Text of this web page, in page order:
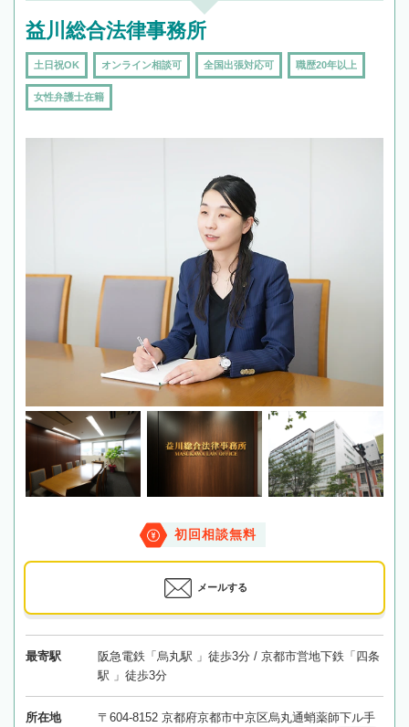
益川総合法律事務所
土日祝OK オンライン相談可 全国出張対応可 職歴20年以上
女性弁護士在籍
初回相談無料
メールする
最寄駅
阪急電鉄「烏丸駅 」徒歩3分 / 京都市営地下鉄「四条
駅 」徒歩3分
所在地
〒604-8152 京都府京都市中京区烏丸通蛸薬師下ル手